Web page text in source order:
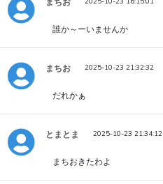
誰か～ーいませんか
まちお 2025-10-23 21:32:32
だれかぁ
とまとま 2025-10-23 21:34:12
まちおきたわよ